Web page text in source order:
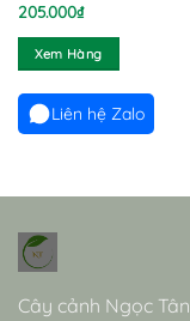
205.000₫
Xem Hàng
Liên hệ Zalo
Cây cảnh Ngọc Tân